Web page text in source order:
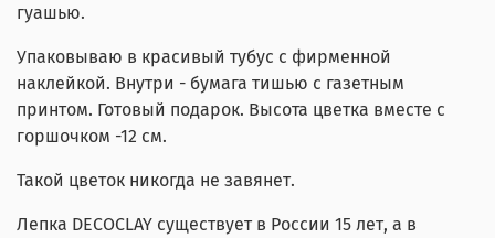
гуашью.
Упаковываю в красивый тубус с фирменной
наклейкой. Внутри - бумага тишью с газетным
принтом. Готовый подарок. Высота цветка вместе с
горшочком -12 см.
Такой цветок никогда не завянет.
Лепка DECOCLAY существует в России 15 лет, а в